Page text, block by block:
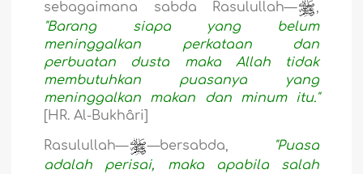
sebagaimana sabda Rasulullah—
,
"Barang siapa yang belum
meninggalkan perkataan dan
perbuatan dusta maka Allah tidak
membutuhkan puasanya yang
meninggalkan makan dan minum itu."
[HR. Al-Bukhâri]
Rasulullah— —bersabda,
"Puasa
adalah perisai, maka apabila salah